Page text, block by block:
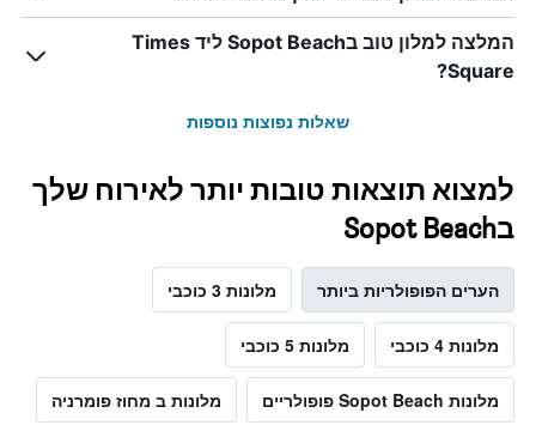
המלצה למלון טוב בSopot Beach ליד Times
Square?
שאלות נפוצות נוספות
למצוא תוצאות טובות יותר לאירוח שלך
בSopot Beach
הערים הפופולריות ביותר מלונות 3 כוכבי
מלונות 4 כוכבי מלונות 5 כוכבי
מלונות Sopot Beach פופולריים מלונות ב מחוז פומרניה